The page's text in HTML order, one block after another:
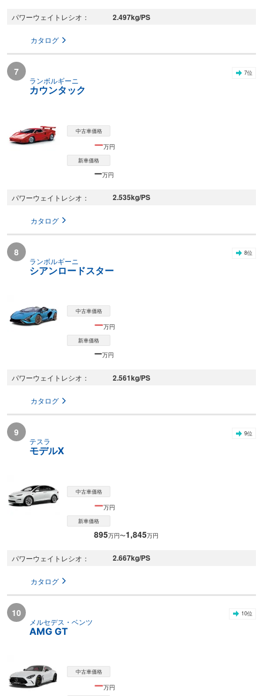
パワーウェイトレシオ 2.497kg/PS
カタログ
7
ランボルギーニ
カウンタック
7位
中古車価格
ー万円
新車価格
ー万円
パワーウェイトレシオ 2.535kg/PS
カタログ
8
ランボルギーニ
シアンロードスター
8位
中古車価格
ー万円
新車価格
ー万円
パワーウェイトレシオ 2.561kg/PS
カタログ
9
テスラ
モデルX
9位
中古車価格
ー万円
新車価格
895万円〜1,845万円
パワーウェイトレシオ 2.667kg/PS
カタログ
10
メルセデス・ベンツ
AMG GT
10位
中古車価格
ー万円